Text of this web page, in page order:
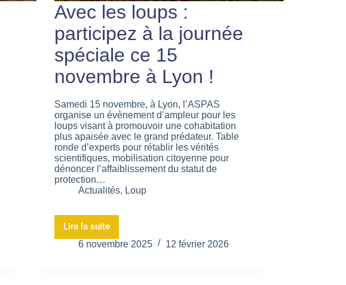
Avec les loups :
participez à la journée
spéciale ce 15
novembre à Lyon !
Samedi 15 novembre, à Lyon, l’ASPAS
organise un évènement d’ampleur pour les
loups visant à promouvoir une cohabitation
plus apaisée avec le grand prédateur. Table
ronde d’experts pour rétablir les vérités
scientifiques, mobilisation citoyenne pour
dénoncer l’affaiblissement du statut de
protection…
Actualités, Loup
Lire la suite
6 novembre 2025 12 février 2026